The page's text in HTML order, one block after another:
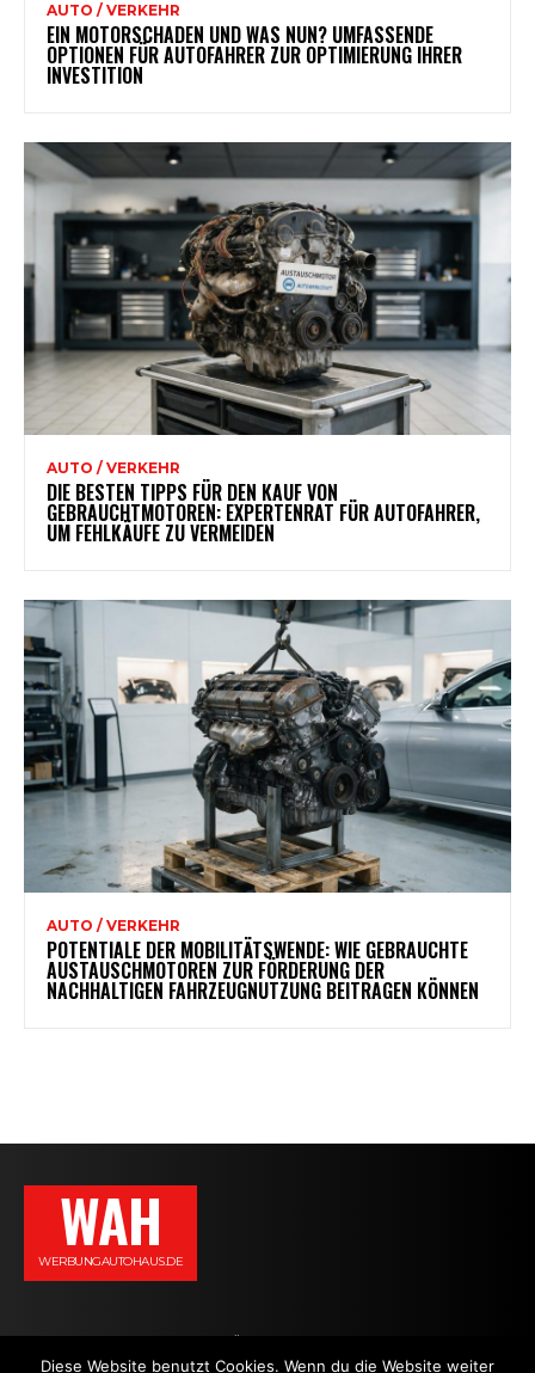
AUTO / VERKEHR
EIN MOTORSCHADEN UND WAS NUN? UMFASSENDE
OPTIONEN FÜR AUTOFAHRER ZUR OPTIMIERUNG IHRER
INVESTITION
AUTO / VERKEHR
DIE BESTEN TIPPS FÜR DEN KAUF VON
GEBRAUCHTMOTOREN: EXPERTENRAT FÜR AUTOFAHRER,
UM FEHLKÄUFE ZU VERMEIDEN
AUTO / VERKEHR
POTENTIALE DER MOBILITÄTSWENDE: WIE GEBRAUCHTE
AUSTAUSCHMOTOREN ZUR FÖRDERUNG DER
NACHHALTIGEN FAHRZEUGNUTZUNG BEITRAGEN KÖNNEN
WAH
WERBUNGAUTOHAUS.DE
AGB DATENSCHUTZERKLÄRUNG
Diese Website benutzt Cookies. Wenn du die Website weiter